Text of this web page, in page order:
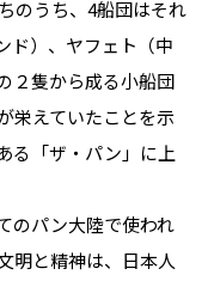
のうち、4船団はそれ
ド）、ヤフェト（中
２隻から成る小船団
栄えていたことを示
る「ザ・パン」に上
のパン大陸で使われ
明と精神は、日本人